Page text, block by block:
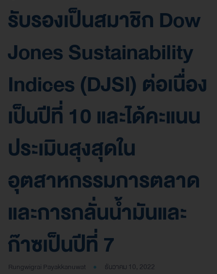
รับรองเป็นสมาชิก Dow
Jones Sustainability
Indices (DJSI) ต่อเนื่อง
เป็นปีที่ 10 และได้คะแนน
ประเมินสุงสุดใน
อุตสาหกรรมการตลาด
และการกลั่นน้ำมันและ
ก๊าซเป็นปีที่ 7
Rungwigrai Payakkanuwat ธันวาคม 10, 2022